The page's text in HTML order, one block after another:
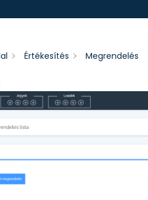
Értékesítés Megrendelés